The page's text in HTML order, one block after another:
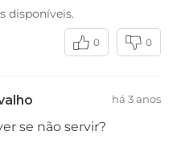
disponíveis.
0 0
há 3 anos
se não servir?